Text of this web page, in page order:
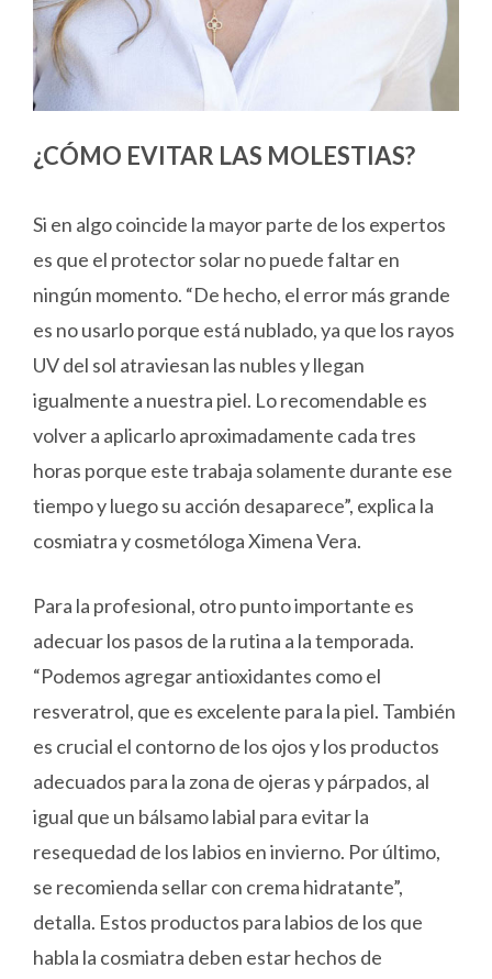
¿CÓMO EVITAR LAS MOLESTIAS?
Si en algo coincide la mayor parte de los expertos
es que el protector solar no puede faltar en
ningún momento. “De hecho, el error más grande
es no usarlo porque está nublado, ya que los rayos
UV del sol atraviesan las nubles y llegan
igualmente a nuestra piel. Lo recomendable es
volver a aplicarlo aproximadamente cada tres
horas porque este trabaja solamente durante ese
tiempo y luego su acción desaparece”, explica la
cosmiatra y cosmetóloga Ximena Vera.
Para la profesional, otro punto importante es
adecuar los pasos de la rutina a la temporada.
“Podemos agregar antioxidantes como el
resveratrol, que es excelente para la piel. También
es crucial el contorno de los ojos y los productos
adecuados para la zona de ojeras y párpados, al
igual que un bálsamo labial para evitar la
resequedad de los labios en invierno. Por último,
se recomienda sellar con crema hidratante”,
detalla. Estos productos para labios de los que
habla la cosmiatra deben estar hechos de